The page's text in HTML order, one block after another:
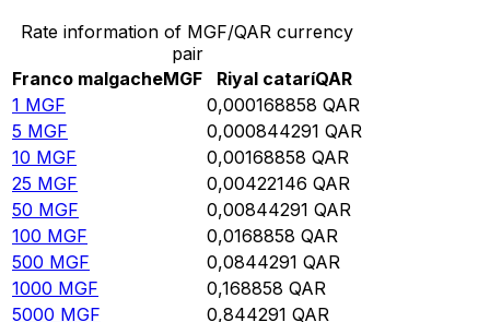
Rate information of MGF/QAR currency
pair
Franco malgacheMGF Riyal cataríQAR
1 MGF 0,000168858 QAR
5 MGF 0,000844291 QAR
10 MGF 0,00168858 QAR
25 MGF 0,00422146 QAR
50 MGF 0,00844291 QAR
100 MGF 0,0168858 QAR
500 MGF 0,0844291 QAR
1000 MGF 0,168858 QAR
5000 MGF 0,844291 QAR